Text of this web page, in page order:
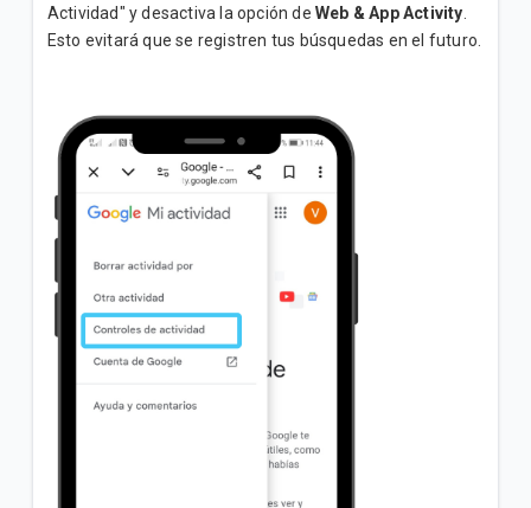
Actividad" y desactiva la opción de Web & App Activity
Esto evitará que se registren tus búsquedas en el futuro.